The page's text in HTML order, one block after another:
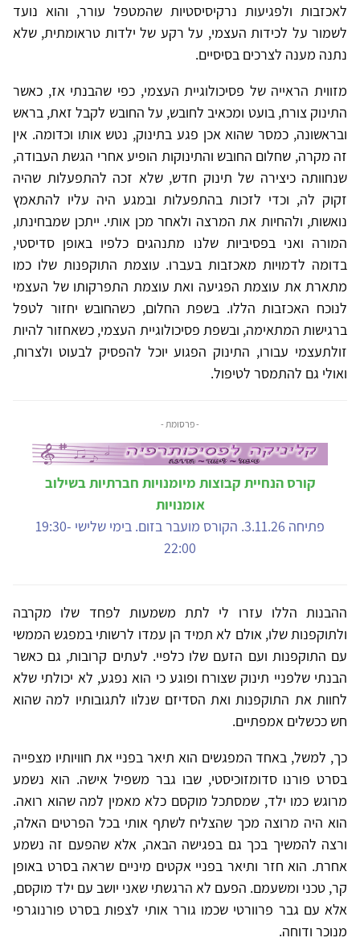
לאכזבות ולפגיעות נרקיסיסטיות שהמטפל עורר, והוא נועד
לשמור על לכידות העצמי, על רקע של ילדות טראומתית, שלא
נתנה מענה לצרכים בסיסיים.
מזווית הראייה של פסיכולוגיית העצמי, כפי שהבנתי אז, כאשר
התינוק צורח, בועט ומכאיב לחובש, על החובש לקבל זאת, בראש
ובראשונה, כמסר שהוא אכן פגע בתינוק, נטש אותו וכדומה. אין
זה מקרה, שחלום החובש והתינוקות הופיע אחרי הגשת העבודה,
שנחוותה כיצירה של תינוק חדש, שלא זכה להתפעלות שהיה
זקוק לה, וכדי לזכות בהתפעלות ובמגע היה עליו להתאמץ
נואשות, ולהחיות את המרצה ולאחר מכן אותי. ייתכן שמבחינתו,
המורה ואני בפסיביות שלנו מתנהגים כלפיו באופן סדיסטי,
בדומה לדמויות מאכזבות בעברו. עוצמת התוקפנות שלו כמו
מתארת את עוצמת הפגיעה ואת עוצמת התפרקותו של העצמי
לנוכח האכזבות הללו. בשפת החלום, כשהחובש יחזור לטפל
ברגישות המתאימה, ובשפת פסיכולוגיית העצמי, כשאחזור להיות
זולתעצמי עבורו, התינוק הפגוע יוכל להפסיק לבעוט ולצרוח,
ואולי גם להתמסר לטיפול.
- פרסומת -
קורס הנחיית קבוצות מיומנויות חברתיות בשילוב
אומנויות
פתיחה 3.11.26. הקורס מועבר בזום. בימי שלישי 19:30-
22:00
ההבנות הללו עזרו לי לתת משמעות לפחד שלו מקרבה
ולתוקפנות שלו, אולם לא תמיד הן עמדו לרשותי במפגש הממשי
עם התוקפנות ועם הזעם שלו כלפיי. לעתים קרובות, גם כאשר
הבנתי שלפניי תינוק שצורח ופוגע כי הוא נפגע, לא יכולתי שלא
לחוות את התוקפנות ואת הסדיזם שנלוו לתגובותיו למה שהוא
חש ככשלים אמפתיים.
כך, למשל, באחד המפגשים הוא תיאר בפניי את חוויותיו מצפייה
בסרט פורנו סדומזוכיסטי, שבו גבר משפיל אישה. הוא נשמע
מרוגש כמו ילד, שמסתכל מוקסם כלא מאמין למה שהוא רואה.
הוא היה מרוצה מכך שהצליח לשתף אותי בכל הפרטים האלה,
ורצה להמשיך בכך גם בפגישה הבאה, אלא שהפעם זה נשמע
אחרת. הוא חזר ותיאר בפניי אקטים מיניים שראה בסרט באופן
קר, טכני ומשעמם. הפעם לא הרגשתי שאני יושב עם ילד מוקסם,
אלא עם גבר פרוורטי שכמו גורר אותי לצפות בסרט פורנוגרפי
מנוכר ודוחה.